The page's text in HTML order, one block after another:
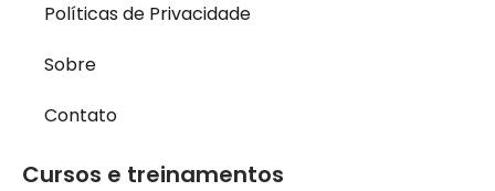
Políticas de Privacidade
Sobre
Contato
Cursos e treinamentos